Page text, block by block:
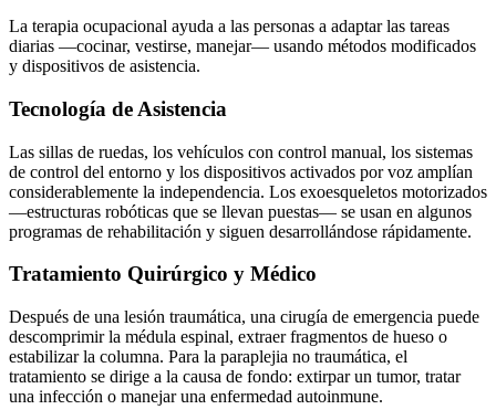
La terapia ocupacional ayuda a las personas a adaptar las tareas
diarias —cocinar, vestirse, manejar— usando métodos modificados
y dispositivos de asistencia.
Tecnología de Asistencia
Las sillas de ruedas, los vehículos con control manual, los sistemas
de control del entorno y los dispositivos activados por voz amplían
considerablemente la independencia. Los exoesqueletos motorizados
—estructuras robóticas que se llevan puestas— se usan en algunos
programas de rehabilitación y siguen desarrollándose rápidamente.
Tratamiento Quirúrgico y Médico
Después de una lesión traumática, una cirugía de emergencia puede
descomprimir la médula espinal, extraer fragmentos de hueso o
estabilizar la columna. Para la paraplejia no traumática, el
tratamiento se dirige a la causa de fondo: extirpar un tumor, tratar
una infección o manejar una enfermedad autoinmune.